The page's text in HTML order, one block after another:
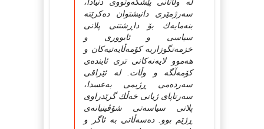
سه‌رژمێری دانیشتوان ده‌کرێته‌
بنه‌مایه‌ك بۆ داڕشتنی پلانی‌
سیاسی و ئابووری و
خزمه‌تگوزاریه‌ کۆمه‌ڵایه‌تیه‌کان و
هه‌موو لایه‌نه‌کانی تری ئاینده‌ی
کۆمه‌ڵگه‌ و وڵات. له‌ ئێراقی
سه‌رده‌می ڕژیمی به‌عسدا،
سه‌رتاپای ژیانی خه‌ڵك گرێدراوی
پلانی سیاسه‌تی شۆڤینیانه‌ی
ڕژێم‌ بوو. ده‌سه‌ڵاتی به‌ ئاگر و